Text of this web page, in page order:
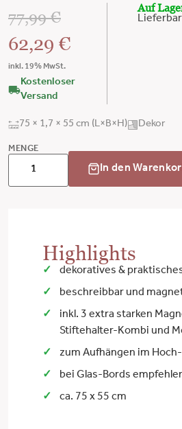
77,99€
62,29 €
inkl. 19% MwSt.
Kostenloser
Versand
Auf
75 × 1,7 × 55 cm (L×B×H) Dekor
MENGE
In den
Highlights
dekoratives &
beschreibbar und
inkl. 3 extra starken
Stiftehalter-Kombi und
zum Aufhängen im
bei Glas-Bords
ca. 75 x 55 cm